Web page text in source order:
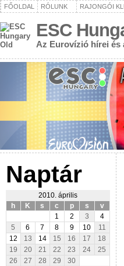
FŐOLDAL RÓLUNK RAJONGÓI
ESC
Az Eurovízió hírei és
Naptár
2010. április
h
K s c p s
v
1
2 3
4
5
6 7 8 9 10
11
12
13 14 15 16 17
18
19
20 21 22 23 24
25
26
27 28 29 30